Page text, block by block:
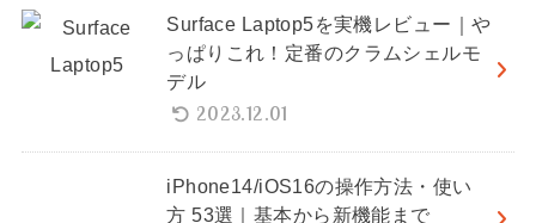
Surface Laptop5を実機レビュー｜や
っぱりこれ！定番のクラムシェルモ
デル
2023.12.01
iPhone14/iOS16の操作方法・使い
方 53選｜基本から新機能まで